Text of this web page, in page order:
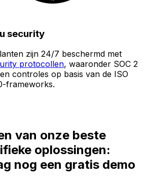
security
zijn 24/7 beschermd met
protocollen, waaronder SOC 2
controles op basis van de ISO
frameworks.
van onze beste
oplossingen:
nog een gratis demo